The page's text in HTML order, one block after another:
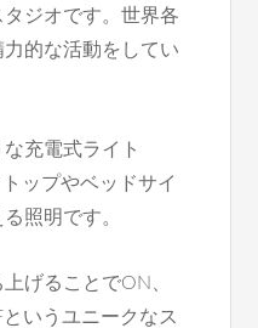
ジオです。世界各
的な活動をしてい
充電式ライト
ップやベッドサイ
照明です。
げることでON、
いうユニークなス